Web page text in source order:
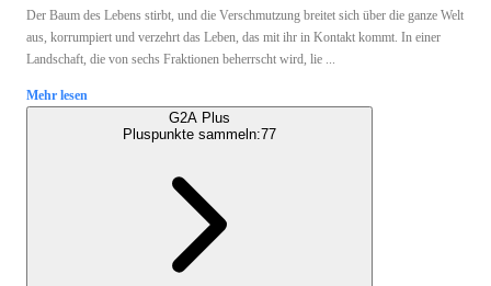
Der Baum des Lebens stirbt, und die Verschmutzung breitet sich über die ganze Welt
aus, korrumpiert und verzehrt das Leben, das mit ihr in Kontakt kommt. In einer
Landschaft, die von sechs Fraktionen beherrscht wird, lie ...
Mehr lesen
G2A Plus
Pluspunkte sammeln:77